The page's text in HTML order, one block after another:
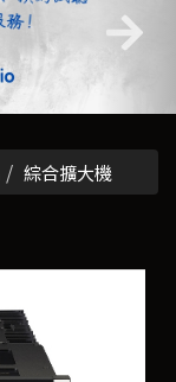
綜合擴大機